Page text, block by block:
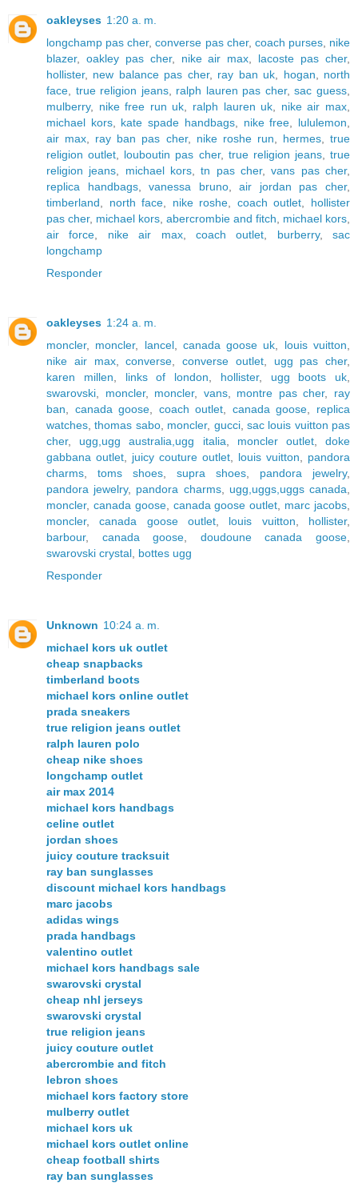
oakleyses 1:20 a. m.
longchamp pas cher,converse pas cher, coach purses, nike
blazer, oakley pas cher, nike air max lacoste pas cher,
hollister, new balance pas cher, ray ban uk hogan
north
face
true religion jeans, ralph lauren pas cher,sac guess
mulberry, nike free run uk ralph lauren uk nike air max
michael kors, kate spade handbags, nike free lululemon
air max
ray ban pas cher, nike roshe run hermes,true
religion outlet
louboutin pas cher, true religion jeans, true
religion jeans
michael kors ,tn pas cher,vans pas cher,
replica handbags,vanessa bruno,air jordan pas cher,
timberland
north face nike roshe coach outlet
hollister
pas cher, michael kors abercrombie and fitch michael kors
air force
nike air max, coach outlet burberry, sac
longchamp
Responder
oakleyses 1:24 a. m.
moncler, moncler, lancel, canada goose uk louis vuitton
nike air max,converse converse outlet, ugg pas cher,
karen millen
links of london hollister, ugg boots uk
swarovski
moncler, moncler, vans, montre pas cher, ray
ban
canada goose coach outlet canada goose
replica
watches ,thomas sabo, moncler, gucci, sac louis vuitton pas
cher, ugg,ugg australia,ugg italia moncler outlet,doke
gabbana outlet
juicy couture outlet louis vuitton
pandora
charms
toms shoes supra shoes pandora jewelry,
pandora jewelry, pandora charms, ugg,uggs,uggs canada
moncler, canada goose, canada goose outlet marc jacobs
moncler,canada goose outlet louis vuitton hollister,
barbour, canada goose doudoune canada goose
swarovski crystal bottes ugg
Responder
Unknown 10:24 a. m.
michael kors uk outlet
cheap snapbacks
timberland boots
michael kors online outlet
prada sneakers
true religion jeans outlet
ralph lauren polo
cheap nike shoes
longchamp outlet
air max 2014
michael kors handbags
celine outlet
jordan shoes
juicy couture tracksuit
ray ban sunglasses
discount michael kors handbags
marc jacobs
adidas wings
prada handbags
valentino outlet
michael kors handbags sale
swarovski crystal
cheap nhl jerseys
swarovski crystal
true religion jeans
juicy couture outlet
abercrombie and fitch
lebron shoes
michael kors factory store
mulberry outlet
michael kors uk
michael kors outlet online
cheap football shirts
ray ban sunglasses